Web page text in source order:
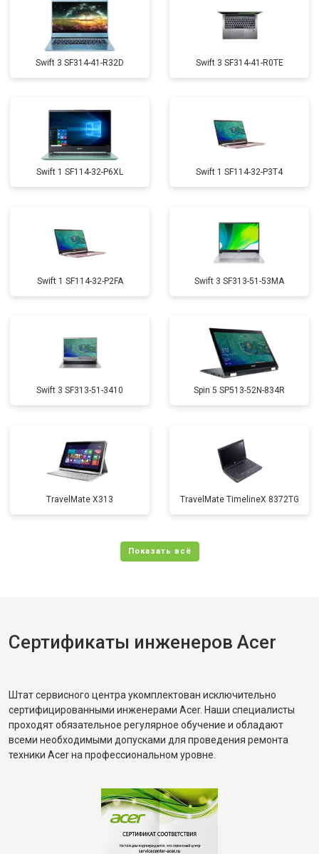
Swift 3 SF314-41-R32D Swift 3 SF314-41-R0TE
Swift 1 SF114-32-P6XL Swift 1 SF114-32-P3T4
Swift 1 SF114-32-P2FA Swift 3 SF313-51-53MA
Swift 3 SF313-51-3410 Spin 5 SP513-52N-834R
TravelMate X313 TravelMate TimelineX 8372TG
Сертификаты инженеров Acer
Штат сервисного центра укомплектован исключительно
сертифицированными инженерами Acer. Наши специалисты
проходят обязательное регулярное обучение и обладают
всеми необходимыми допусками для проведения ремонта
техники Acer на профессиональном уровне.